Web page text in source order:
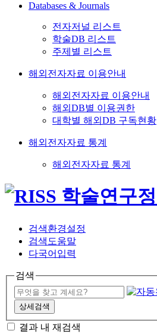
Databases & Journals
전자저널 리스트
학술DB 리스트
주제별 리스트
해외전자자료 이용안내
해외전자자료 이용안내
해외DB별 이용권한
대학별 해외DB 구독현황
해외전자자료 통계
해외전자자료 통계
검색환경설정
검색도움말
다국어입력
검색
상세검색
결과 내 재검색